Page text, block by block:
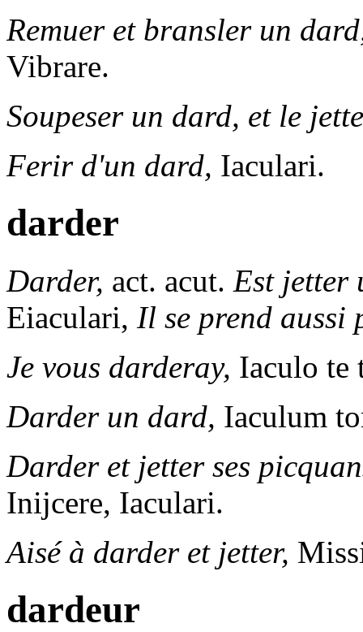
Remuer et bransler un
Vibrare.
Soupeser un dard, et le
Ferir d'un dard, Iaculari.
darder
Darder, act. acut. Est jetter
Eiaculari, Il se prend aussi
Je vous darderay, Iaculo te
Darder un dard, Iaculum
Darder et jetter ses
Inijcere, Iaculari.
Aisé à darder et jetter,
dardeur